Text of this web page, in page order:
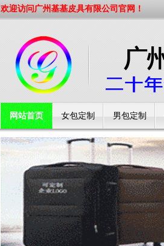
欢迎访问广州基基皮具有限公司官网！
网站首页 女包定制 男包定制
工厂简介